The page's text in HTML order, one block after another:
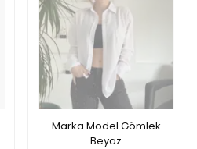
Marka Model Gömlek
Beyaz